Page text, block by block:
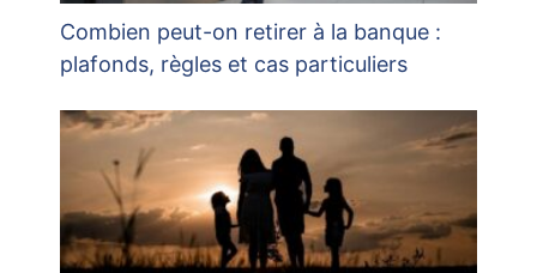
Combien peut-on retirer à la banque :
plafonds, règles et cas particuliers